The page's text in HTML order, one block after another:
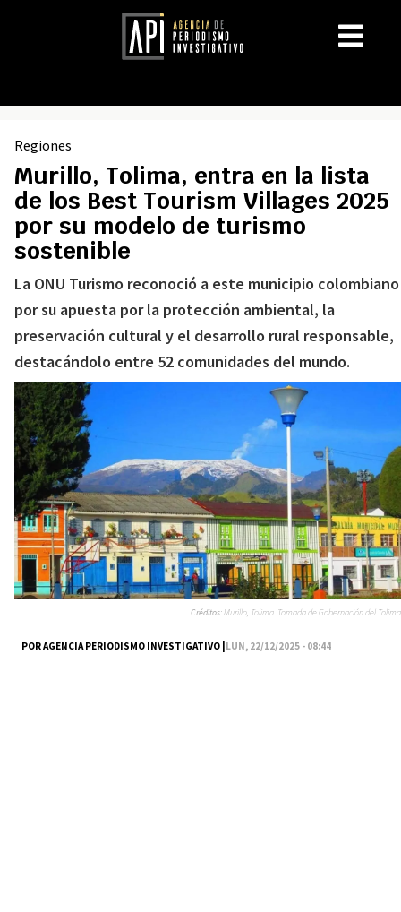
Regiones
Murillo, Tolima, entra en la lista
de los Best Tourism Villages 2025
por su modelo de turismo
sostenible
La ONU Turismo reconoció a este municipio colombiano
por su apuesta por la protección ambiental, la
preservación cultural y el desarrollo rural responsable,
destacándolo entre 52 comunidades del mundo.
POR AGENCIA PERIODISMO INVESTIGATIVO |LUN, 22/12/2025 - 08:44
Créditos:Murillo, Tolima. Tomada de Gobernación del Tolima